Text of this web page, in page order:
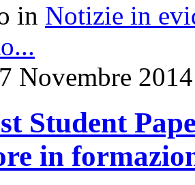
in Notizie in
Novembre
Student
in